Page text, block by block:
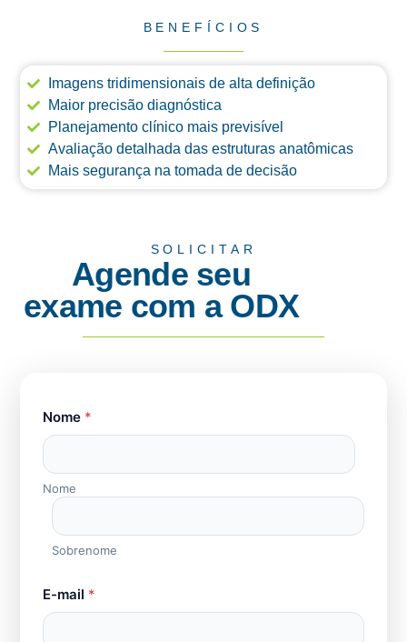
BENEFÍCIOS
Imagens tridimensionais de alta definição
Maior precisão diagnóstica
Planejamento clínico mais previsível
Avaliação detalhada das estruturas anatômicas
Mais segurança na tomada de decisão
SOLICITAR
Agende seu
exame com a ODX
Nome *
Nome
Sobrenome
t
e
E-mail *